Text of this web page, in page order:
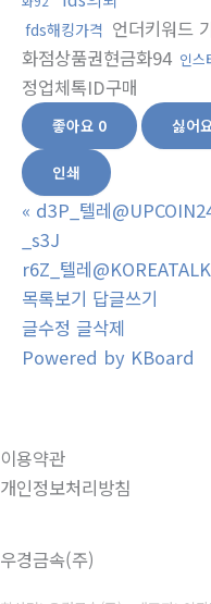
fds해킹가격 언더키워드
화점상품권현금화94 인스
정업체톡ID구매
좋아요 0 싫어
인쇄
« d3P_텔레
_s3J
r6Z_텔레
목록보기 답글쓰기
글수정 글삭제
Powered by KBoard
이용약관
개인정보처리방침
우경금속(주)